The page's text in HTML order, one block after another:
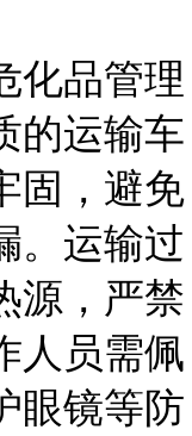
化品管理
的运输车
固，避免
。运输过
源，严禁
人员需佩
眼镜等防